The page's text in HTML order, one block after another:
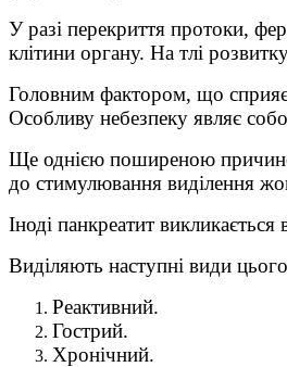
У разі перекриття протоки,
клітини органу. На тлі
Головним фактором, що сприяє
Особливу небезпеку являє
Ще однією поширеною
до стимулювання виділення
Іноді панкреатит
Виділяють наступні види
Реактивний.
Гострий.
Хронічний.